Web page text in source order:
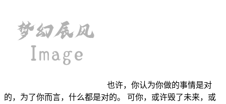
也许，你认为你做的事情是对
的，为了你而言，什么都是对的。 可你，或许毁了未来，或